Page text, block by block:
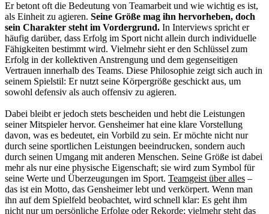
Er betont oft die Bedeutung von Teamarbeit und wie wichtig es ist,
als Einheit zu agieren. Seine Größe mag ihn hervorheben, doch
sein Charakter steht im Vordergrund. In Interviews spricht er
häufig darüber, dass Erfolg im Sport nicht allein durch individuelle
Fähigkeiten bestimmt wird. Vielmehr sieht er den Schlüssel zum
Erfolg in der kollektiven Anstrengung und dem gegenseitigen
Vertrauen innerhalb des Teams. Diese Philosophie zeigt sich auch in
seinem Spielstil: Er nutzt seine Körpergröße geschickt aus, um
sowohl defensiv als auch offensiv zu agieren.
Dabei bleibt er jedoch stets bescheiden und hebt die Leistungen
seiner Mitspieler hervor. Gensheimer hat eine klare Vorstellung
davon, was es bedeutet, ein Vorbild zu sein. Er möchte nicht nur
durch seine sportlichen Leistungen beeindrucken, sondern auch
durch seinen Umgang mit anderen Menschen. Seine Größe ist dabei
mehr als nur eine physische Eigenschaft; sie wird zum Symbol für
seine Werte und Überzeugungen im Sport. Teamgeist über alles –
das ist ein Motto, das Gensheimer lebt und verkörpert. Wenn man
ihn auf dem Spielfeld beobachtet, wird schnell klar: Es geht ihm
nicht nur um persönliche Erfolge oder Rekorde; vielmehr steht das